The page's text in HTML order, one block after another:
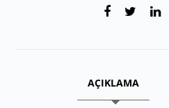
AÇIKLAMA